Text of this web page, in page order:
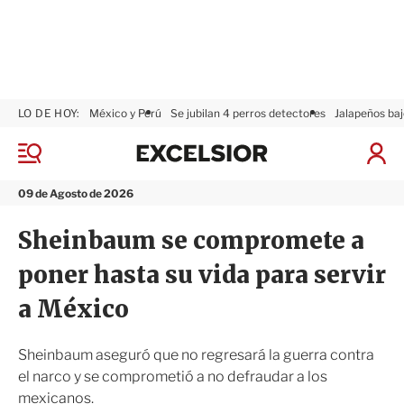
M
n
09 de Agosto de 2026
LO DE HOY: México y Perú Se jubilan 4 perros detectores Jalapeños
I
S
x
i
r
Sheinbaum se compromete a
poner hasta su vida para servir
a México
Sheinbaum aseguró que no regresará la guerra contra
el narco y se comprometió a no defraudar a los
mexicanos.